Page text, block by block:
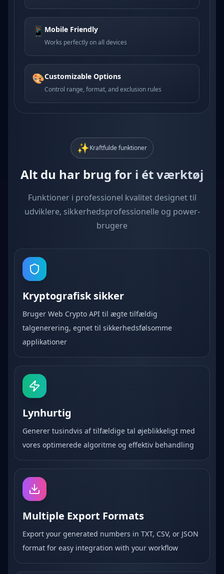
📱 Mobile Friendly
Works perfectly on all devices
🎨Customizable Options
Control range, format, and exclusion rules
✨Kraftfulde funktioner
Alt du har brug for i ét værktøj
Funktioner i professionel kvalitet designet til
udviklere, sikkerhedsprofessionelle og power-
brugere
Kryptografisk sikker
Bruger Web Crypto API til ægte tilfældig
talgenerering, egnet til sikkerhedsfølsomme
applikationer
Lynhurtig
Generer tusindvis af tilfældige tal øjeblikkeligt med
vores optimerede algoritme og effektiv behandling
Multiple Export Formats
Export your generated numbers in TXT, CSV, or JSON
format for easy integration with your workflow